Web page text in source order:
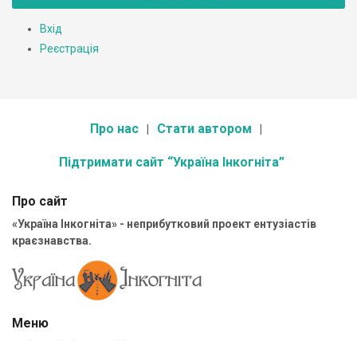
Вхід
Реєстрація
Про нас Стати автором
Підтримати сайт “Україна Інкогніта”
Про сайт
«Україна Інкогніта» - неприбутковий проект ентузіастів
краєзнавства.
Меню